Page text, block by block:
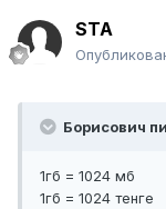
STA
Борисович
1гб = 1024 мб
1гб = 1024 тенге